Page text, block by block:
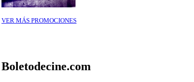
VER MÁS PROMOCIONES
Boletodecine.com